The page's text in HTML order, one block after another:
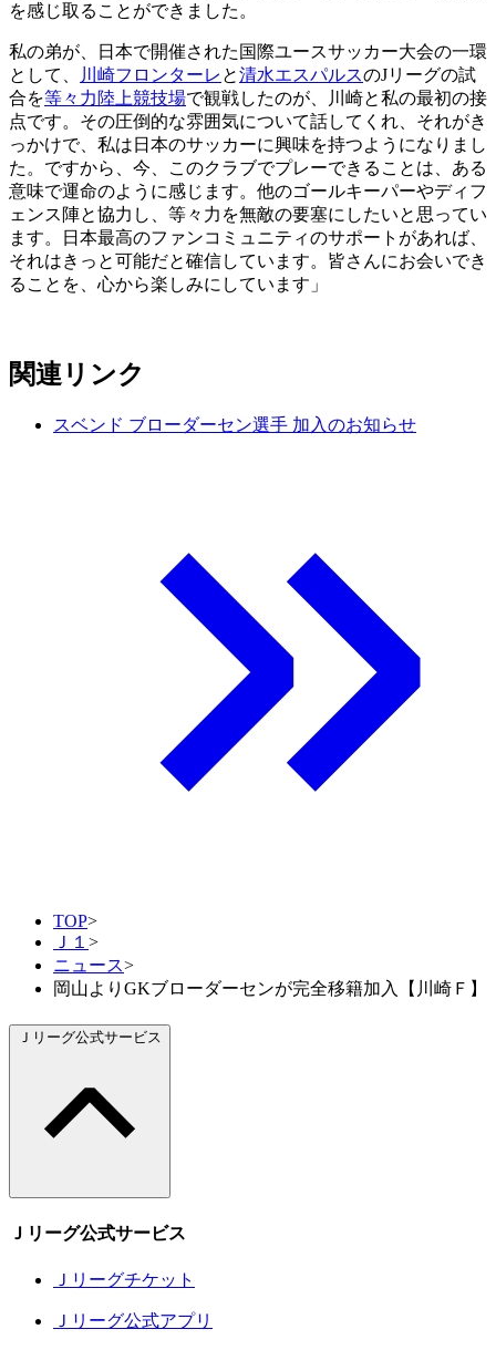
を感じ取ることができました。
私の弟が、日本で開催された国際ユースサッカー大会の一環
として、
川崎フロンターレ と清水エスパルスのJリーグの試
合を等々力陸上競技場で観戦したのが、川崎と私の最初の接
点です。その圧倒的な雰囲気について話してくれ、それがき
っかけで、私は日本のサッカーに興味を持つようになりまし
た。ですから、今、このクラブでプレーできることは、ある
意味で運命のように感じます。他のゴールキーパーやディフ
ェンス陣と協力し、等々力を無敵の要塞にしたいと思ってい
ます。日本最高のファンコミュニティのサポートがあれば、
それはきっと可能だと確信しています。皆さんにお会いでき
ることを、心から楽しみにしています」
関連リンク
スベンド ブローダーセン選手 加入のお知らせ
TOP>
Ｊ１ >
ニュース>
岡山よりGKブローダーセンが完全移籍加入【川崎Ｆ】
Ｊリーグ公式サービス
Ｊリーグ公式サービス
Ｊリーグチケット
Ｊリーグ公式アプリ